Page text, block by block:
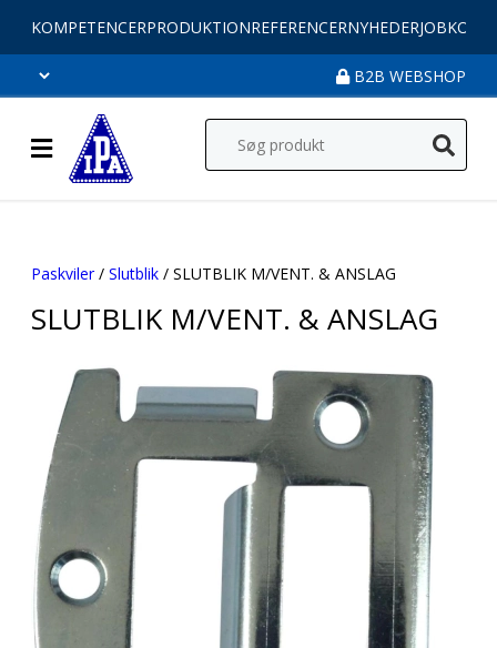
KOMPETENCERPRODUKTIONREFERENCERNYHEDERJOB
B2B WEBSHOP
Paskviler/ Slutblik / SLUTBLIK M/VENT. & ANSLAG
SLUTBLIK M/VENT. & ANSLAG